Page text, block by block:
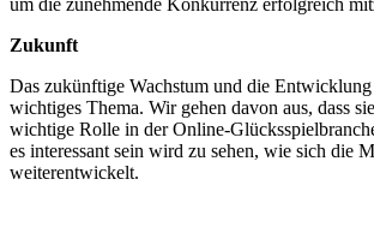
um die zunehmende Konkurrenz erfolgreich
Zukunft
Das zukünftige Wachstum und die
wichtiges Thema. Wir gehen davon aus, dass
wichtige Rolle in der Online-
es interessant sein wird zu sehen, wie sich die
weiterentwickelt.